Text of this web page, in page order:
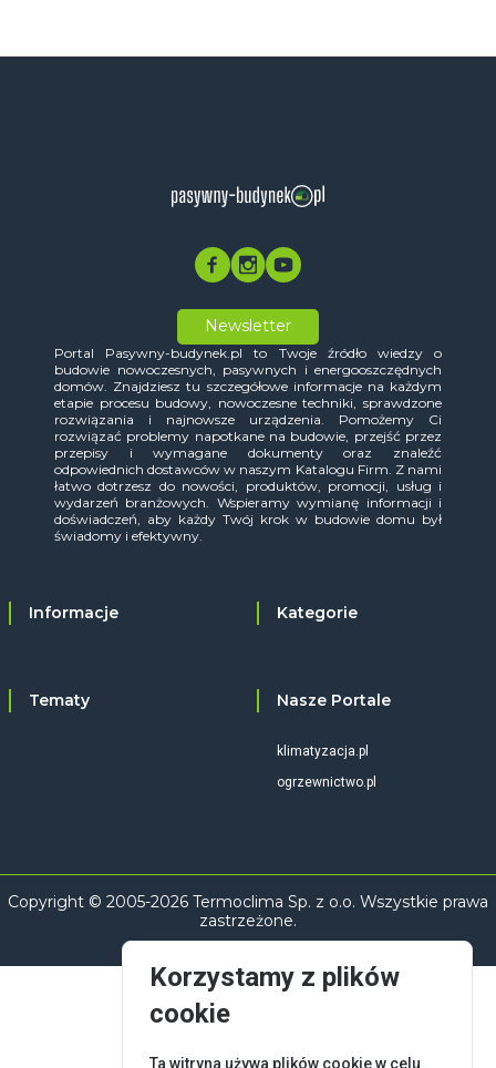
Newsletter
Portal Pasywny-budynek.pl to Twoje źródło wiedzy o
budowie nowoczesnych, pasywnych i energooszczędnych
domów. Znajdziesz tu szczegółowe informacje na każdym
etapie procesu budowy, nowoczesne techniki, sprawdzone
rozwiązania i najnowsze urządzenia. Pomożemy Ci
rozwiązać problemy napotkane na budowie, przejść przez
przepisy i wymagane dokumenty oraz znaleźć
odpowiednich dostawców w naszym Katalogu Firm. Z nami
łatwo dotrzesz do nowości, produktów, promocji, usług i
wydarzeń branżowych. Wspieramy wymianę informacji i
doświadczeń, aby każdy Twój krok w budowie domu był
świadomy i efektywny.
Informacje Kategorie
Tematy Nasze Portale
klimatyzacja.pl
ogrzewnictwo.pl
Copyright © 2005-2026 Termoclima Sp. z o.o. Wszystkie prawa
zastrzeżone.
Korzystamy z plików
cookie
Ta witryna używa plików cookie w celu